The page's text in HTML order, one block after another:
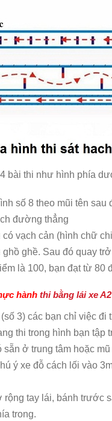
bài thi như hình phía
số 8 theo mũi tên sau
đường thẳng
vạch cản (hình chữ
ghề. Sau đó quay
là 100, bạn đạt từ 80
hành thi bằng lái xe
3) các bạn chỉ việc đi
thi trong hình bạn tập
ở trung tâm hoặc
ý xe đỗ cách lối vào
rộng tay lái, bánh trước
trong.